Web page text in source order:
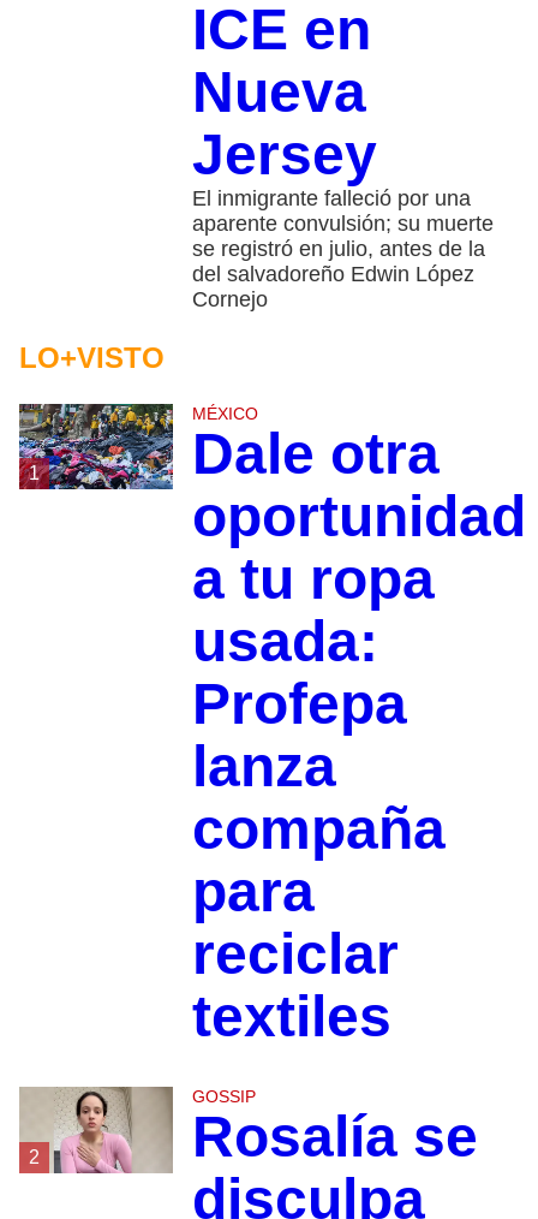
ICE en
Nueva
Jersey
El inmigrante falleció por una
aparente convulsión; su muerte
se registró en julio, antes de la
del salvadoreño Edwin López
Cornejo
LO+VISTO
1
MÉXICO
Dale otra
oportunidad
a tu ropa
usada:
Profepa
lanza
compaña
para
reciclar
textiles
2
GOSSIP
Rosalía se
disculpa